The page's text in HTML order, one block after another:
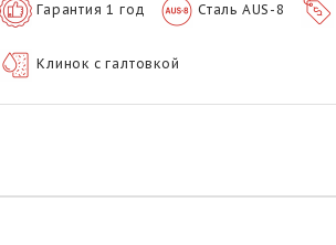
Гарантия 1 год Сталь AUS-8
Клинок с галтовкой